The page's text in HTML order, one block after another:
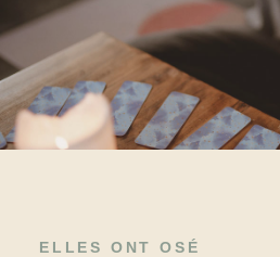
ELLES ONT OSÉ